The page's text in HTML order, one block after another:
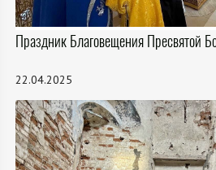
Праздник Благовещения Пресвятой
22.04.2025